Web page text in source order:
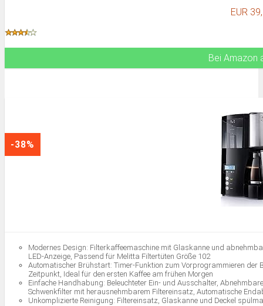
EUR
Bei Amazon
-38%
Modernes Design: Filterkaffeemaschine mit Glaskanne und
LED-Anzeige, Passend für Melitta Filtertüten Größe 102
Automatischer Brühstart: Timer-Funktion zum Vorprogrammieren
Zeitpunkt, Ideal für den ersten Kaffee am frühen Morgen
Einfache Handhabung: Beleuchteter Ein- und Ausschalter,
Schwenkfilter mit herausnehmbarem Filtereinsatz, Automatische
Unkomplizierte Reinigung: Filtereinsatz, Glaskanne und Deckel